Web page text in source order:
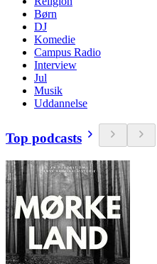
Børn
DJ
Komedie
Campus Radio
Interview
Jul
Musik
Uddannelse
Top podcasts